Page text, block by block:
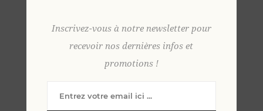
Inscrivez-vous à notre newsletter pour
recevoir nos dernières infos et
promotions !